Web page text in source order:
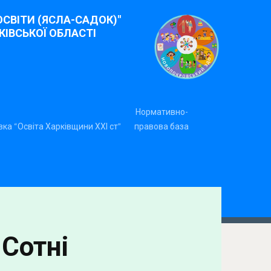
(ЯСЛА-САДОК)"
ОБЛАСТІ
“Освіта Харківщини ХХІ ст”
Нормативно-
правова база